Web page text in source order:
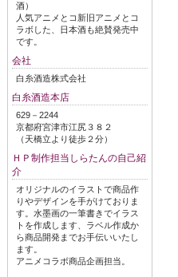
酒）
人気アニメとコ新旧アニメとコ
ラボした、日本酒も絶賛発売中
です。
会社
白糸酒造株式会社
白糸酒造本店
629－2244
京都府宮津市江尻３８２
（天橋立より徒歩２分）
ＨＰ制作担当しらたんの自己紹
介
オリジナルのイラストで商品作
りやデザインを手がけておりま
す。水墨画の一筆書きでイラス
トを作成します、ラベル作成か
ら商品開発までお手伝いいたし
ます。
アニメコラボ商品企画担当。